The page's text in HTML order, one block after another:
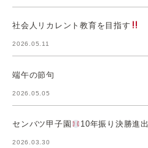
社会人リカレント教育を目指す
2026.05.11
端午の節句
2026.05.05
センバツ甲子園 10年振り決勝進出
2026.03.30